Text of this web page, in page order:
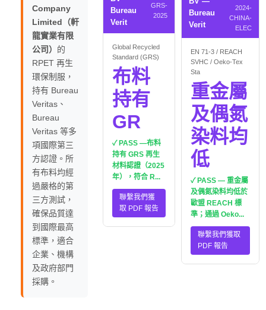
Company
Limited（軒
龍實業有限
公司） 的
RPET 再生
環保制服，
持有 Bureau
Veritas、
Bureau
Veritas 等多
項國際第三
方認證。所
有布料均經
過嚴格的第
三方測試，
確保品質達
到國際最高
標準，適合
企業、機構
及政府部門
採購。
Bureau
Verit
GRS-
2025
Global Recycled
Standard (GRS)
布料
持有
GR
✓ PASS —布料
持有 GRS 再生
材料認證（2025
年），符合 R...
聯繫我們獲
取 PDF 報告
Bureau
Verit
2024-
CHINA-
ELEC
EN 71-3 / REACH
SVHC / Oeko-Tex
Sta
重金屬
及偶氮
染料均
低
✓ PASS — 重金屬
及偶氮染料均低於
歐盟 REACH 標
準；通過 Oeko...
聯繫我們獲取
PDF 報告